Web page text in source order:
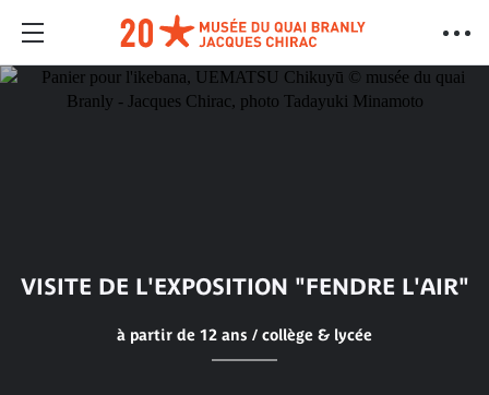
VISITE DE L'EXPOSITION "FENDRE L'AIR"
à partir de 12 ans / collège & lycée